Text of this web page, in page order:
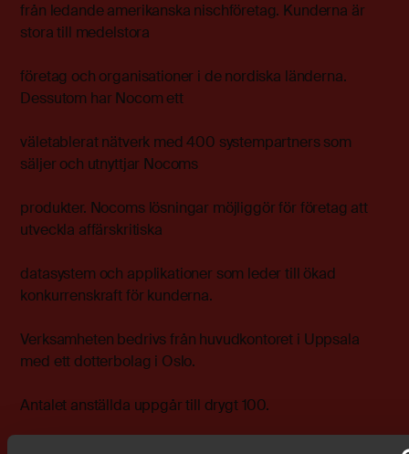
från ledande amerikanska nischföretag. Kunderna är
stora till medelstora
företag och organisationer i de nordiska länderna.
Dessutom har Nocom ett
väletablerat nätverk med 400 systempartners som
säljer och utnyttjar Nocoms
produkter. Nocoms lösningar möjliggör för företag att
utveckla affärskritiska
datasystem och applikationer som leder till ökad
konkurrenskraft för kunderna.
Verksamheten bedrivs från huvudkontoret i Uppsala
med ett dotterbolag i Oslo.
Antalet anställda uppgår till drygt 100.